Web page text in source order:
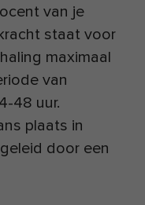
van je
staat voor
maximaal
van
48 uur.
plaats in
door een